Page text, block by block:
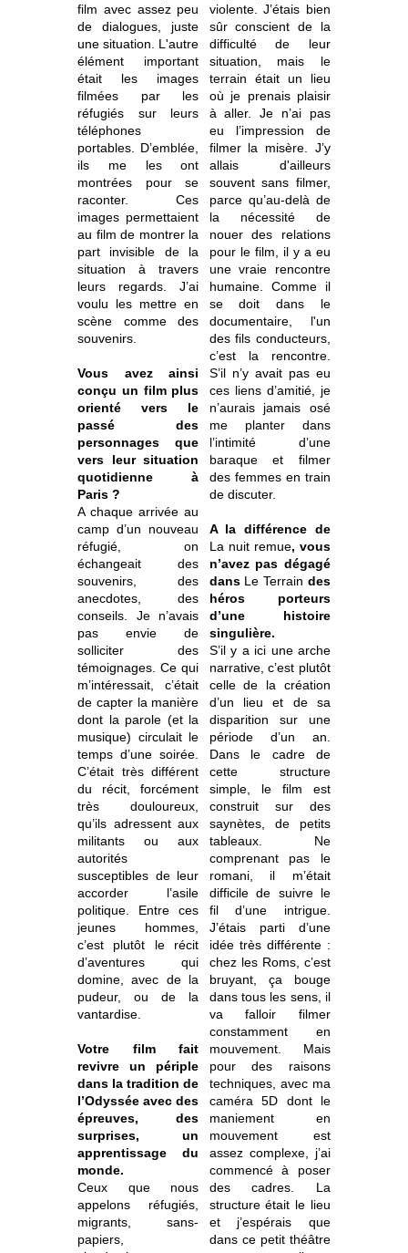
film avec assez peu
de dialogues, juste
une situation. L'autre
élément important
était les images
filmées par les
réfugiés sur leurs
téléphones
portables. D’emblée,
ils me les ont
montrées pour se
raconter. Ces
images permettaient
au film de montrer la
part invisible de la
situation à travers
leurs regards. J’ai
voulu les mettre en
scène comme des
souvenirs.
Vous avez ainsi
conçu un film plus
orienté vers le
passé des
personnages que
vers leur situation
quotidienne à
Paris ?
A chaque arrivée au
camp d’un nouveau
réfugié, on
échangeait des
souvenirs, des
anecdotes, des
conseils. Je n’avais
pas envie de
solliciter des
témoignages. Ce qui
m’intéressait, c’était
de capter la manière
dont la parole (et la
musique) circulait le
temps d’une soirée.
C’était très différent
du récit, forcément
très douloureux,
qu’ils adressent aux
militants ou aux
autorités
susceptibles de leur
accorder l’asile
politique. Entre ces
jeunes hommes,
c’est plutôt le récit
d’aventures qui
domine, avec de la
pudeur, ou de la
vantardise.
Votre film fait
revivre un périple
dans la tradition de
l’Odyssée avec des
épreuves, des
surprises, un
apprentissage du
monde.
Ceux que nous
appelons réfugiés,
migrants, sans-
papiers,
violente. J’étais bien
sûr conscient de la
difficulté de leur
situation, mais le
terrain était un lieu
où je prenais plaisir
à aller. Je n’ai pas
eu l’impression de
filmer la misère. J’y
allais d'ailleurs
souvent sans filmer,
parce qu’au-delà de
la nécessité de
nouer des relations
pour le film, il y a eu
une vraie rencontre
humaine. Comme il
se doit dans le
documentaire, l'un
des fils conducteurs,
c’est la rencontre.
S’il n’y avait pas eu
ces liens d’amitié, je
n’aurais jamais osé
me planter dans
l’intimité d’une
baraque et filmer
des femmes en train
de discuter.
A la différence de
La nuit remue, vous
n’avez pas dégagé
dans Le Terrain des
héros porteurs
d’une histoire
singulière.
S’il y a ici une arche
narrative, c’est plutôt
celle de la création
d’un lieu et de sa
disparition sur une
période d’un an.
Dans le cadre de
cette structure
simple, le film est
construit sur des
saynètes, de petits
tableaux. Ne
comprenant pas le
romani, il m’était
difficile de suivre le
fil d’une intrigue.
J’étais parti d’une
idée très différente :
chez les Roms, c’est
bruyant, ça bouge
dans tous les sens, il
va falloir filmer
constamment en
mouvement. Mais
pour des raisons
techniques, avec ma
caméra 5D dont le
maniement en
mouvement est
assez complexe, j’ai
commencé à poser
des cadres. La
structure était le lieu
et j’espérais que
dans ce petit théâtre